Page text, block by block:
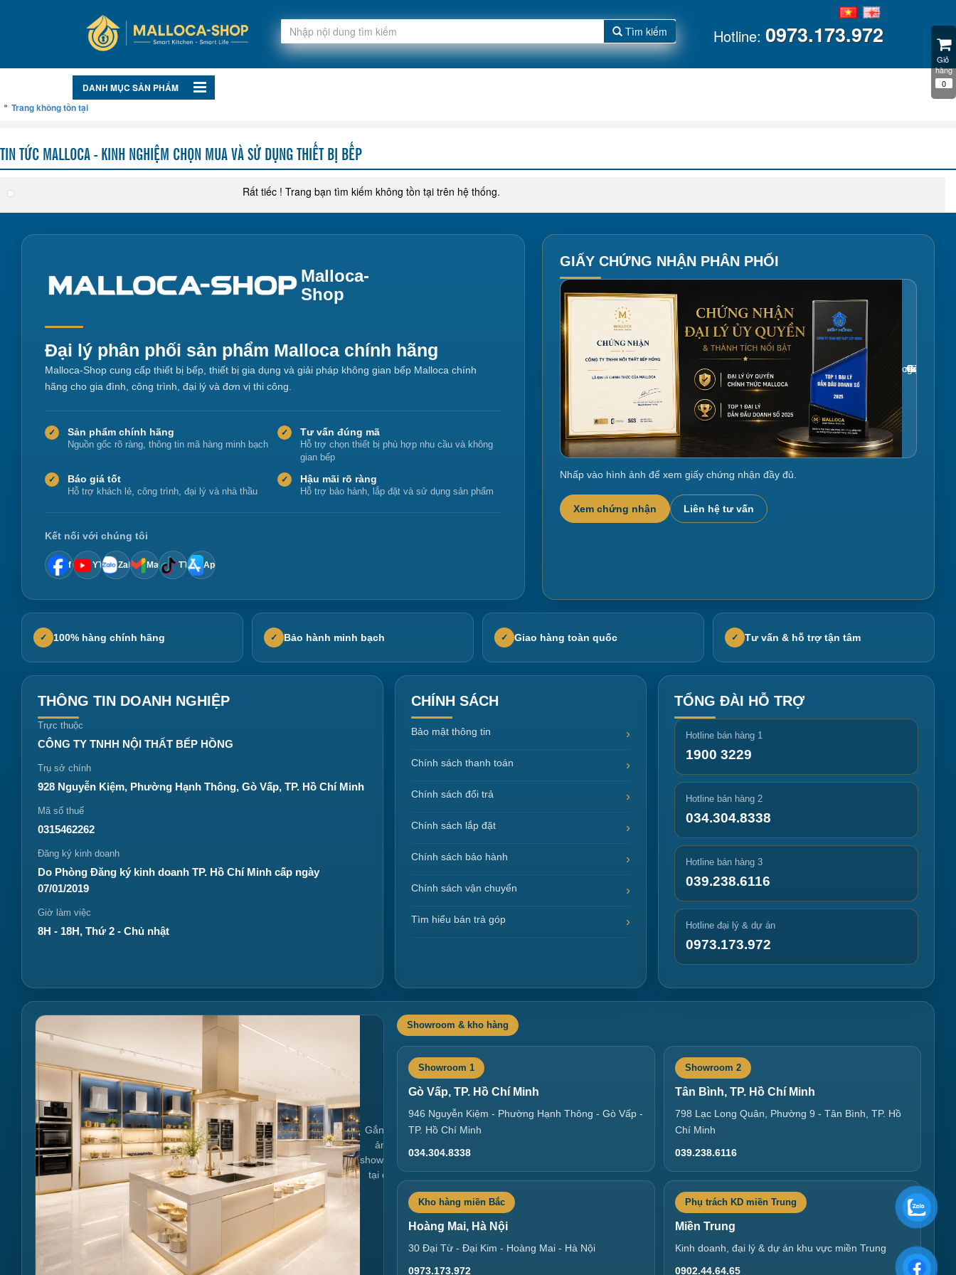
Tìm kiếm Hotline: 0973.173.972
DANH MỤC SẢN PHẨM
» Trang không tồn tại
TIN TỨC MALLOCA - KINH NGHIỆM CHỌN MUA VÀ SỬ DỤNG THIẾT BỊ BẾP
Rất tiếc ! Trang bạn tìm kiếm không tồn tại trên hệ thống.
Malloca-
Shop
Đại lý phân phối sản phẩm Malloca chính hãng
Malloca-Shop cung cấp thiết bị bếp, thiết bị gia dụng và giải pháp không gian bếp Malloca chính
hãng cho gia đình, công trình, đại lý và đơn vị thi công.
✓ Sản phẩm chính hãng
Nguồn gốc rõ ràng, thông tin mã hàng minh bạch
✓ Tư vấn đúng mã
Hỗ trợ chọn thiết bị phù hợp nhu cầu và không
gian bếp
✓ Báo giá tốt
Hỗ trợ khách lẻ, công trình, đại lý và nhà thầu
✓ Hậu mãi rõ ràng
Hỗ trợ bảo hành, lắp đặt và sử dụng sản phẩm
Kết nối với chúng tôi
f YT Zalo Mail TT App
GIẤY CHỨNG NHẬN PHÂN PHỐI
Gắn link ảnh giấy chứng nhận tại đây
Nhấp vào hình ảnh để xem giấy chứng nhận đầy đủ.
Xem chứng nhận Liên hệ tư vấn
✓ 100% hàng chính hãng ✓ Bảo hành minh bạch ✓ Giao hàng toàn quốc ✓ Tư vấn & hỗ trợ tận tâm
THÔNG TIN DOANH NGHIỆP
Trực thuộc
CÔNG TY TNHH NỘI THẤT BẾP HỒNG
Trụ sở chính
928 Nguyễn Kiệm, Phường Hạnh Thông, Gò Vấp, TP. Hồ Chí Minh
Mã số thuế
0315462262
Đăng ký kinh doanh
Do Phòng Đăng ký kinh doanh TP. Hồ Chí Minh cấp ngày
07/01/2019
Giờ làm việc
8H - 18H, Thứ 2 - Chủ nhật
CHÍNH SÁCH
Bảo mật thông tin
Chính sách thanh toán
Chính sách đổi trả
Chính sách lắp đặt
Chính sách bảo hành
Chính sách vận chuyển
Tìm hiểu bán trả góp
TỔNG ĐÀI HỖ TRỢ
Hotline bán hàng 1
1900 3229
Hotline bán hàng 2
034.304.8338
Hotline bán hàng 3
039.238.6116
Hotline đại lý & dự án
0973.173.972
Gắn link
ảnh
showroom
tại đây
Showroom & kho hàng
Showroom 1
Gò Vấp, TP. Hồ Chí Minh
946 Nguyễn Kiệm - Phường Hạnh Thông - Gò Vấp -
TP. Hồ Chí Minh
034.304.8338
Showroom 2
Tân Bình, TP. Hồ Chí Minh
798 Lạc Long Quân, Phường 9 - Tân Bình, TP. Hồ
Chí Minh
039.238.6116
Kho hàng miền Bắc
Hoàng Mai, Hà Nội
30 Đại Từ - Đại Kim - Hoàng Mai - Hà Nội
0973.173.972
Phụ trách KD miền Trung
Miền Trung
Kinh doanh, đại lý & dự án khu vực miền Trung
0902.44.64.65
Giỏ
hàng
0